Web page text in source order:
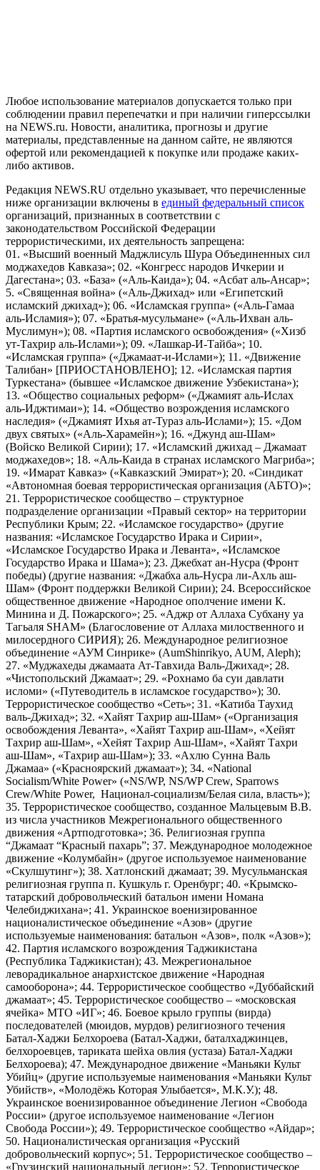
Любое использование материалов допускается только при
соблюдении правил перепечатки и при наличии гиперссылки
на NEWS.ru. Новости, аналитика, прогнозы и другие
материалы, представленные на данном сайте, не являются
офертой или рекомендацией к покупке или продаже каких-
либо активов.
Редакция NEWS.RU отдельно указывает, что перечисленные
ниже организации включены в единый федеральный список
организаций, признанных в соответствии с
законодательством Российской Федерации
террористическими, их деятельность запрещена:
01. «Высший военный Маджлисуль Шура Объединенных сил
моджахедов Кавказа»; 02. «Конгресс народов Ичкерии и
Дагестана»; 03. «База» («Аль-Каида»); 04. «Асбат аль-Ансар»;
5. «Священная война» («Аль-Джихад» или «Египетский
исламский джихад»); 06. «Исламская группа» («Аль-Гамаа
аль-Исламия»); 07. «Братья-мусульмане» («Аль-Ихван аль-
Муслимун»); 08. «Партия исламского освобождения» («Хизб
ут-Тахрир аль-Ислами»); 09. «Лашкар-И-Тайба»; 10.
«Исламская группа» («Джамаат-и-Ислами»); 11. «Движение
Талибан» [ПРИОСТАНОВЛЕНО]; 12. «Исламская партия
Туркестана» (бывшее «Исламское движение Узбекистана»);
13. «Общество социальных реформ» («Джамият аль-Ислах
аль-Иджтимаи»); 14. «Общество возрождения исламского
наследия» («Джамият Ихья ат-Тураз аль-Ислами»); 15. «Дом
двух святых» («Аль-Харамейн»); 16. «Джунд аш-Шам»
(Войско Великой Сирии); 17. «Исламский джихад – Джамаат
моджахедов»; 18. «Аль-Каида в странах исламского Магриба»;
19. «Имарат Кавказ» («Кавказский Эмират»); 20. «Синдикат
«Автономная боевая террористическая организация (АБТО)»;
21. Террористическое сообщество – структурное
подразделение организации «Правый сектор» на территории
Республики Крым; 22. «Исламское государство» (другие
названия: «Исламское Государство Ирака и Сирии»,
«Исламское Государство Ирака и Леванта», «Исламское
Государство Ирака и Шама»); 23. Джебхат ан-Нусра (Фронт
победы) (другие названия: «Джабха аль-Нусра ли-Ахль аш-
Шам» (Фронт поддержки Великой Сирии); 24. Всероссийское
общественное движение «Народное ополчение имени К.
Минина и Д. Пожарского»; 25. «Аджр от Аллаха Субхану уа
Тагьаля SHAM» (Благословение от Аллаха милоственного и
милосердного СИРИЯ); 26. Международное религиозное
объединение «АУМ Синрике» (AumShinrikyo, AUM, Aleph);
27. «Муджахеды джамаата Ат-Тавхида Валь-Джихад»; 28.
«Чистопольский Джамаат»; 29. «Рохнамо ба суи давлати
исломи» («Путеводитель в исламское государство»); 30.
Террористическое сообщество «Сеть»; 31. «Катиба Таухид
валь-Джихад»; 32. «Хайят Тахрир аш-Шам» («Организация
освобождения Леванта», «Хайят Тахрир аш-Шам», «Хейят
Тахрир аш-Шам», «Хейят Тахрир Аш-Шам», «Хайят Тахри
аш-Шам», «Тахрир аш-Шам»); 33. «Ахлю Сунна Валь
Джамаа» («Красноярский джамаат»); 34. «National
Socialism/White Power» («NS/WP, NS/WP Crew, Sparrows
Crew/White Power, Национал-социализм/Белая сила, власть»);
35. Террористическое сообщество, созданное Мальцевым В.В.
из числа участников Межрегионального общественного
движения «Артподготовка»; 36. Религиозная группа
“Джамаат “Красный пахарь”; 37. Международное молодежное
движение «Колумбайн» (другое используемое наименование
«Скулшутинг»); 38. Хатлонский джамаат; 39. Мусульманская
религиозная группа п. Кушкуль г. Оренбург; 40. «Крымско-
татарский добровольческий батальон имени Номана
Челебиджихана»; 41. Украинское военизированное
националистическое объединение «Азов» (другие
используемые наименования: батальон «Азов», полк «Азов»);
42. Партия исламского возрождения Таджикистана
(Республика Таджикистан); 43. Межрегиональное
леворадикальное анархистское движение «Народная
самооборона»; 44. Террористическое сообщество «Дуббайский
джамаат»; 45. Террористическое сообщество – «московская
ячейка» МТО «ИГ»; 46. Боевое крыло группы (вирда)
последователей (мюидов, мурдов) религиозного течения
Батал-Хаджи Белхороева (Батал-Хаджи, баталхаджинцев,
белхороевцев, тариката шейха овлия (устаза) Батал-Хаджи
Белхороева); 47. Международное движение «Маньяки Культ
Убийц» (другие используемые наименования «Маньяки Культ
Убийств», «Молодёжь Которая Улыбается», М.К.У.); 48.
Украинское военизированное объединение Легион «Свобода
России» (другое используемое наименование «Легион
Свобода России»); 49. Террористическое сообщество «Айдар»;
50. Националистическая организация «Русский
добровольческий корпус»; 51. Террористическое сообщество –
«Грузинский национальный легион»; 52. Террористическое